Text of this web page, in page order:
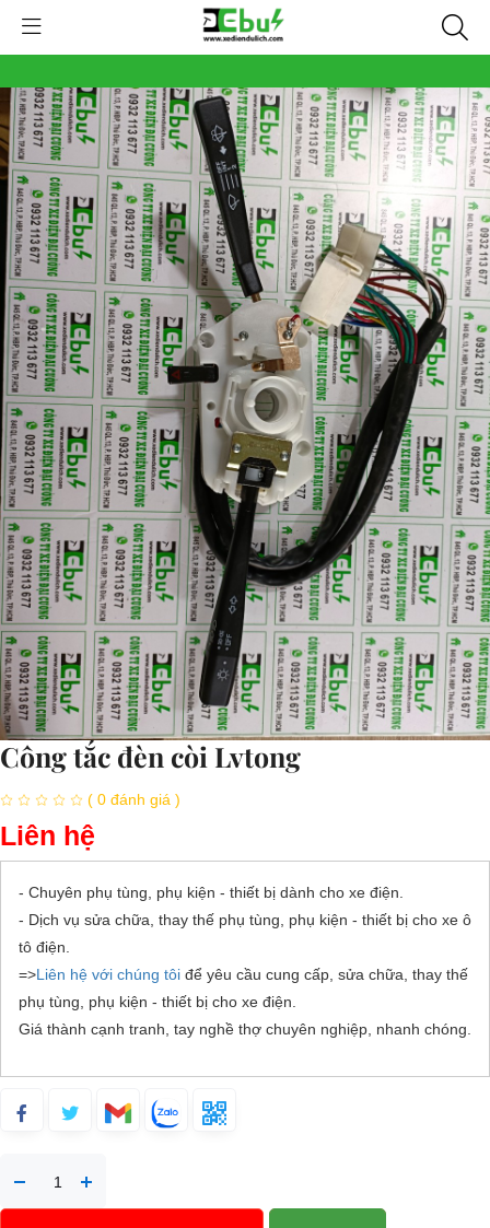
Công tắc đèn còi Lvtong
( 0 đánh giá )
Liên hệ
- Chuyên phụ tùng, phụ kiện - thiết bị dành cho xe điện.
- Dịch vụ sửa chữa, thay thế phụ tùng, phụ kiện - thiết bị cho xe ô
tô điện.
=>Liên hệ với chúng tôi để yêu cầu cung cấp, sửa chữa, thay thế
phụ tùng, phụ kiện - thiết bị cho xe điện.
Giá thành cạnh tranh, tay nghề thợ chuyên nghiệp, nhanh chóng.